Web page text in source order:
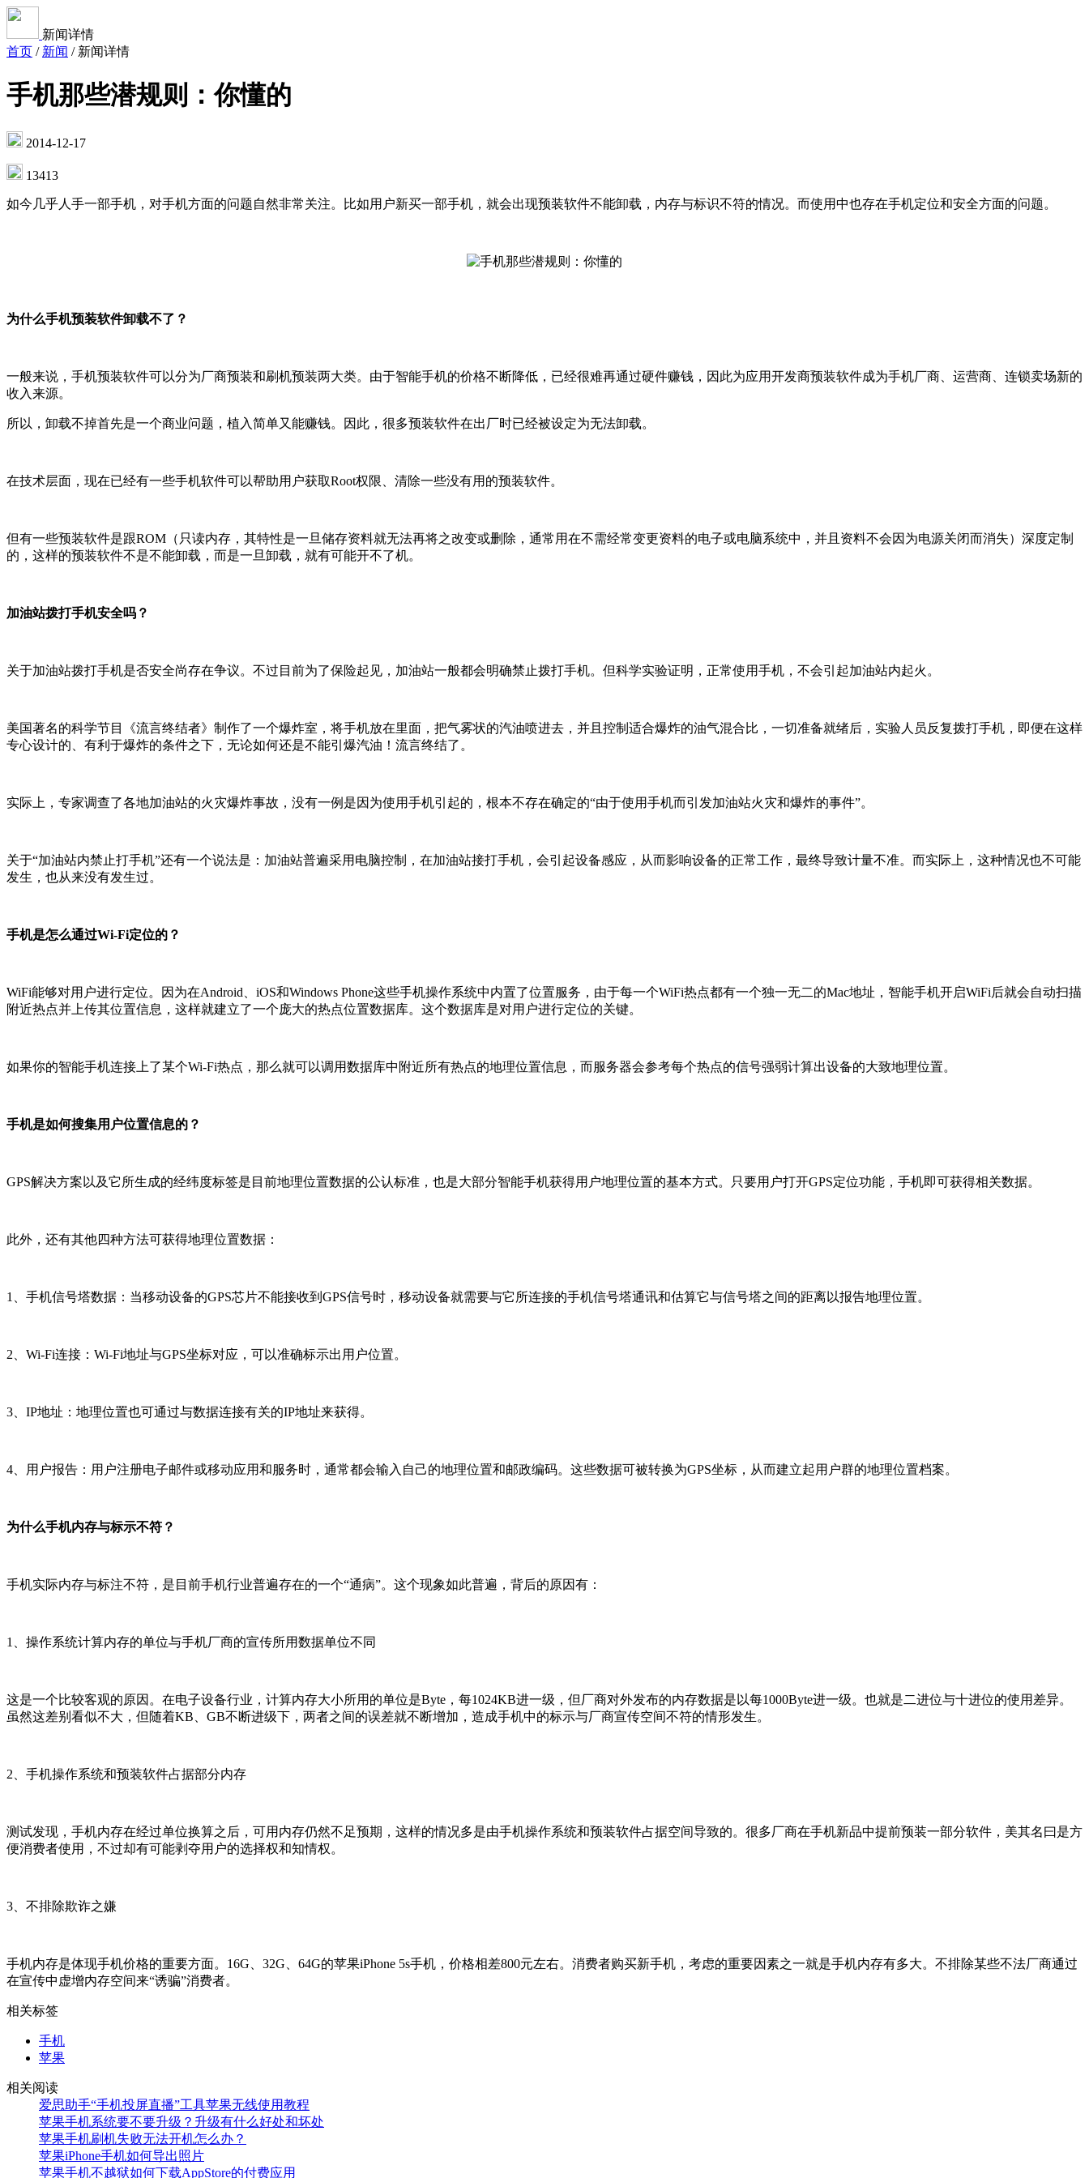
新闻详情
首页 / 新闻 / 新闻详情
手机那些潜规则：你懂的
2014-12-17
13413
如今几乎人手一部手机，对手机方面的问题自然非常关注。比如用户新买一部手机，就会出现预装软件不能卸载，内存与标识不符的情况。而使用中也存在手机定位和安全方面的问题。
为什么手机预装软件卸载不了？
一般来说，手机预装软件可以分为厂商预装和刷机预装两大类。由于智能手机的价格不断降低，已经很难再通过硬件赚钱，因此为应用开发商预装软件成为手机厂商、运营商、连锁卖场新的
收入来源。
所以，卸载不掉首先是一个商业问题，植入简单又能赚钱。因此，很多预装软件在出厂时已经被设定为无法卸载。
在技术层面，现在已经有一些手机软件可以帮助用户获取Root权限、清除一些没有用的预装软件。
但有一些预装软件是跟ROM（只读内存，其特性是一旦储存资料就无法再将之改变或删除，通常用在不需经常变更资料的电子或电脑系统中，并且资料不会因为电源关闭而消失）深度定制
的，这样的预装软件不是不能卸载，而是一旦卸载，就有可能开不了机。
加油站拨打手机安全吗？
关于加油站拨打手机是否安全尚存在争议。不过目前为了保险起见，加油站一般都会明确禁止拨打手机。但科学实验证明，正常使用手机，不会引起加油站内起火。
美国著名的科学节目《流言终结者》制作了一个爆炸室，将手机放在里面，把气雾状的汽油喷进去，并且控制适合爆炸的油气混合比，一切准备就绪后，实验人员反复拨打手机，即便在这样
专心设计的、有利于爆炸的条件之下，无论如何还是不能引爆汽油！流言终结了。
实际上，专家调查了各地加油站的火灾爆炸事故，没有一例是因为使用手机引起的，根本不存在确定的“由于使用手机而引发加油站火灾和爆炸的事件”。
关于“加油站内禁止打手机”还有一个说法是：加油站普遍采用电脑控制，在加油站接打手机，会引起设备感应，从而影响设备的正常工作，最终导致计量不准。而实际上，这种情况也不可能
发生，也从来没有发生过。
手机是怎么通过Wi-Fi定位的？
WiFi能够对用户进行定位。因为在Android、iOS和Windows Phone这些手机操作系统中内置了位置服务，由于每一个WiFi热点都有一个独一无二的Mac地址，智能手机开启WiFi后就会自动扫描
附近热点并上传其位置信息，这样就建立了一个庞大的热点位置数据库。这个数据库是对用户进行定位的关键。
如果你的智能手机连接上了某个Wi-Fi热点，那么就可以调用数据库中附近所有热点的地理位置信息，而服务器会参考每个热点的信号强弱计算出设备的大致地理位置。
手机是如何搜集用户位置信息的？
GPS解决方案以及它所生成的经纬度标签是目前地理位置数据的公认标准，也是大部分智能手机获得用户地理位置的基本方式。只要用户打开GPS定位功能，手机即可获得相关数据。
此外，还有其他四种方法可获得地理位置数据：
1、手机信号塔数据：当移动设备的GPS芯片不能接收到GPS信号时，移动设备就需要与它所连接的手机信号塔通讯和估算它与信号塔之间的距离以报告地理位置。
2、Wi-Fi连接：Wi-Fi地址与GPS坐标对应，可以准确标示出用户位置。
3、IP地址：地理位置也可通过与数据连接有关的IP地址来获得。
4、用户报告：用户注册电子邮件或移动应用和服务时，通常都会输入自己的地理位置和邮政编码。这些数据可被转换为GPS坐标，从而建立起用户群的地理位置档案。
为什么手机内存与标示不符？
手机实际内存与标注不符，是目前手机行业普遍存在的一个“通病”。这个现象如此普遍，背后的原因有：
1、操作系统计算内存的单位与手机厂商的宣传所用数据单位不同
这是一个比较客观的原因。在电子设备行业，计算内存大小所用的单位是Byte，每1024KB进一级，但厂商对外发布的内存数据是以每1000Byte进一级。也就是二进位与十进位的使用差异。
虽然这差别看似不大，但随着KB、GB不断进级下，两者之间的误差就不断增加，造成手机中的标示与厂商宣传空间不符的情形发生。
2、手机操作系统和预装软件占据部分内存
测试发现，手机内存在经过单位换算之后，可用内存仍然不足预期，这样的情况多是由手机操作系统和预装软件占据空间导致的。很多厂商在手机新品中提前预装一部分软件，美其名曰是方
便消费者使用，不过却有可能剥夺用户的选择权和知情权。
3、不排除欺诈之嫌
手机内存是体现手机价格的重要方面。16G、32G、64G的苹果iPhone 5s手机，价格相差800元左右。消费者购买新手机，考虑的重要因素之一就是手机内存有多大。不排除某些不法厂商通过
在宣传中虚增内存空间来“诱骗”消费者。
相关标签
手机
苹果
相关阅读
爱思助手“手机投屏直播”工具苹果无线使用教程
苹果手机系统要不要升级？升级有什么好处和坏处
苹果手机刷机失败无法开机怎么办？
苹果iPhone手机如何导出照片
苹果手机不越狱如何下载AppStore的付费应用